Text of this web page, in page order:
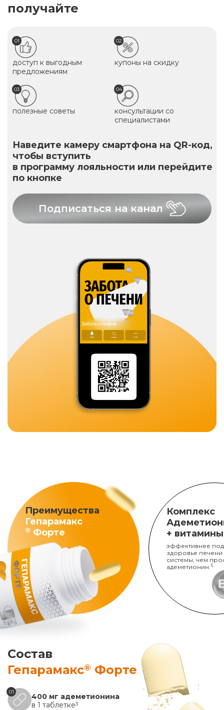
получайте
01
доступ к выгодным
предложениям
02
купоны на скидку
03
полезные советы
04
консультации со
специалистами
Наведите камеру смартфона на QR-код,
чтобы вступить
в программу лояльности или перейдите
по кнопке
Подписаться на канал
Преимущества
Гепарамакс
® Форте
Комплекс
+
эффективнее
здоровье печени
системы, чем
адеметионин. 5
Состав
Гепарамакс® Форте
01
400 мг адеметионина
в 1 таблетке3